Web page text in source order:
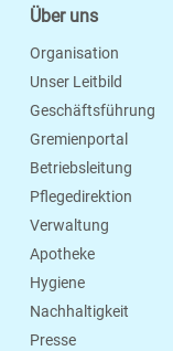
Über uns
Organisation
Unser Leitbild
Geschäftsführung
Gremienportal
Betriebsleitung
Pflegedirektion
Verwaltung
Apotheke
Hygiene
Nachhaltigkeit
Presse